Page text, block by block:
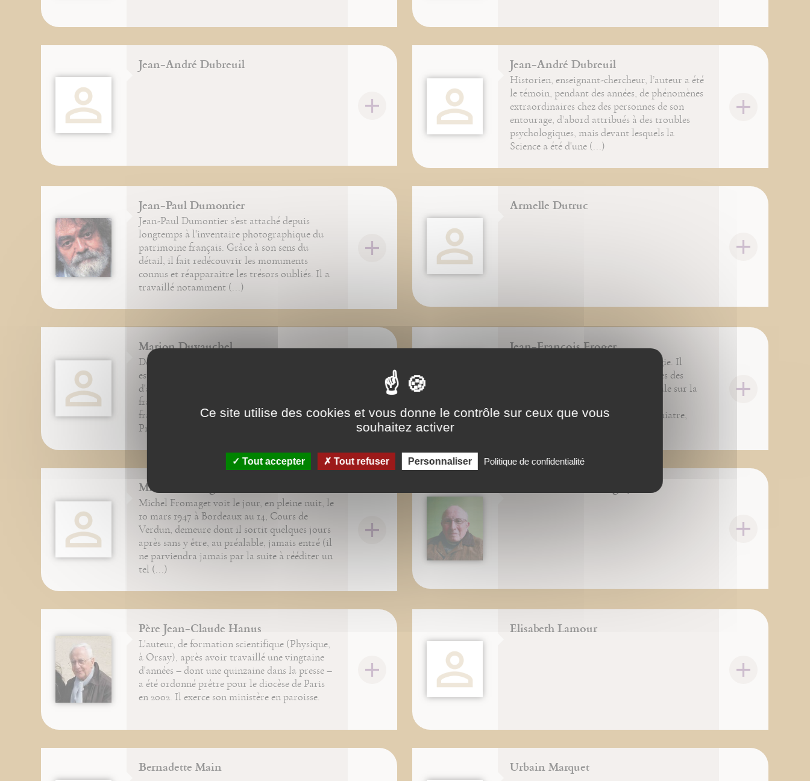
Jean-André Dubreuil Jean-André Dubreuil
Historien, enseignant-chercheur, l’auteur a été
le témoin, pendant des années, de phénomènes
extraordinaires chez des personnes de son
entourage, d’abord attribués à des troubles
psychologiques, mais devant lesquels la
Science a été d'une (...)
Jean-Paul Dumontier
Jean-Paul Dumontier s’est attaché depuis
longtemps à l'inventaire photographique du
patrimoine français. Grâce à son sens du
détail, il fait redécouvrir les monuments
connus et réapparaitre les trésors oubliés. Il a
travaillé notamment (...)
Armelle Dutruc
Marion Duvauchel
Docteure en philosophie, Marion Duvauchel
est aussi historienne des religions et spécialiste
d'anthropologie religieuse. Elle a enseigné le
français et la philosophie dans les lycées
français au Qatar, au Maroc et au Cambodge.
Près de (...)
Jean-François Froger
Exégète et chercheur en anthropologie. Il
conduit depuis une trentaine d’années des
séminaires de recherche expérimentale sur la
collaboration avec un médecin psychiatre,
Michel Fromaget
Michel Fromaget voit le jour, en pleine nuit, le
10 mars 1947 à Bordeaux au 14, Cours de
Verdun, demeure dont il sortit quelques jours
après sans y être, au préalable, jamais entré (il
ne parviendra jamais par la suite à rééditer un
tel (...)
Père Jean-Claude Hanus
L'auteur, de formation scientifique (Physique,
à Orsay), après avoir travaillé une vingtaine
d'années – dont une quinzaine dans la presse –
a été ordonné prêtre pour le diocèse de Paris
en 2002. Il exerce son ministère en paroisse.
Elisabeth Lamour
Bernadette Main Urbain Marquet
Ce site utilise des cookies et vous donne le contrôle sur ceux que vous
souhaitez activer
Tout accepter Tout refuser Personnaliser Politique de confidentialité